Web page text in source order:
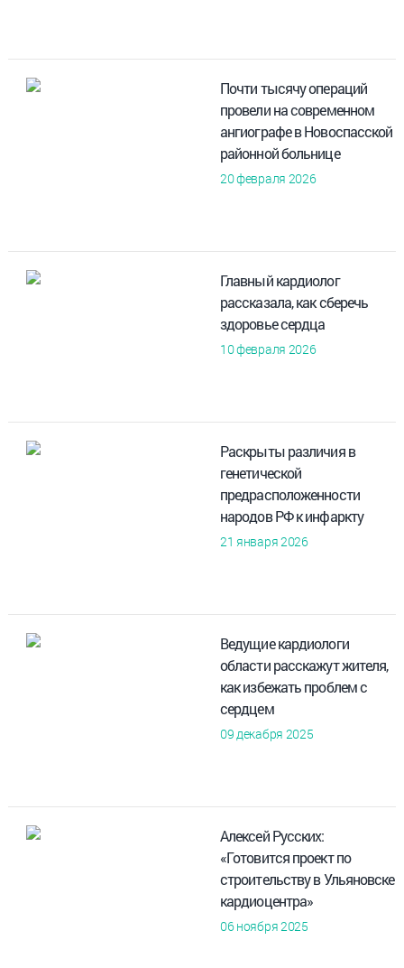
Почти тысячу операций
провели на современном
ангиографе в Новоспасской
районной больнице
20 февраля 2026
Главный кардиолог
рассказала, как сберечь
здоровье сердца
10 февраля 2026
Раскрыты различия в
генетической
предрасположенности
народов РФ к инфаркту
21 января 2026
Ведущие кардиологи
области расскажут жителя,
как избежать проблем с
сердцем
09 декабря 2025
Алексей Русских:
«Готовится проект по
строительству в Ульяновске
кардиоцентра»
06 ноября 2025